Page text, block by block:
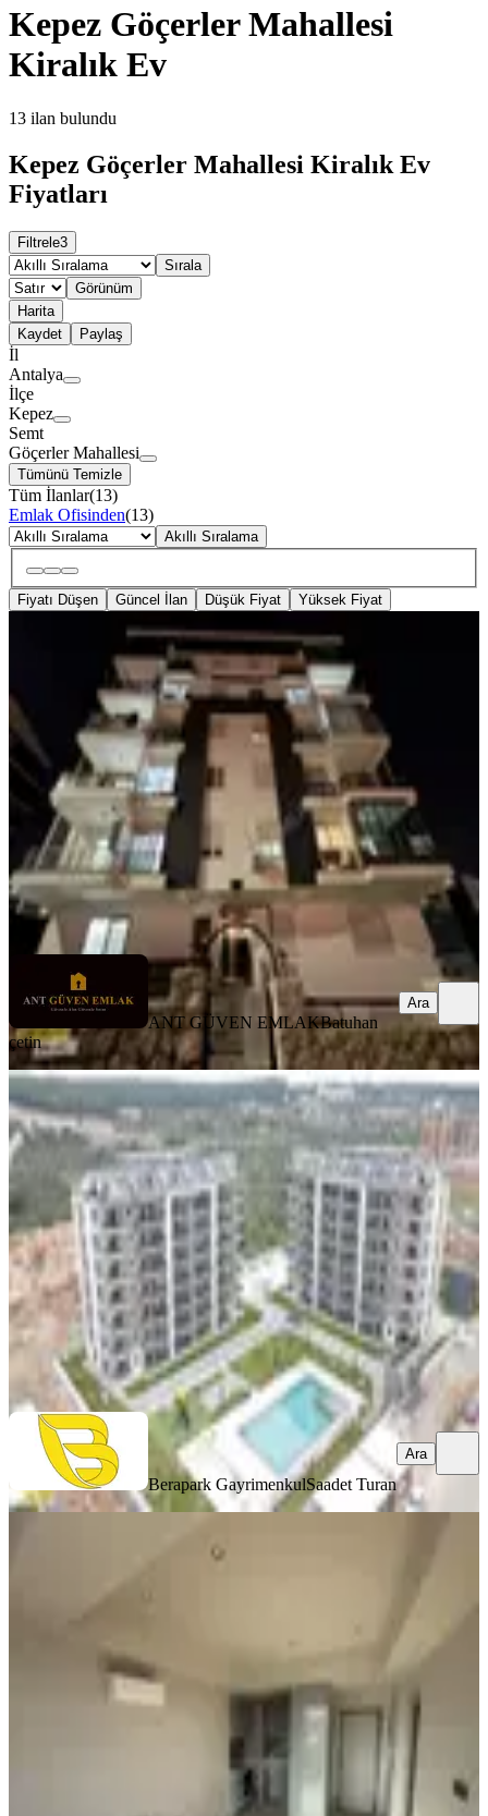
Kepez Göçerler Mahallesi
Kiralık Ev
13 ilan bulundu
Kepez Göçerler Mahallesi Kiralık Ev
Fiyatları
Filtrele3
Sırala
Görünüm
Harita
Kaydet
Paylaş
İl
Antalya
İlçe
Kepez
Semt
Göçerler Mahallesi
Tümünü Temizle
Tüm İlanlar(13)
Emlak Ofisinden(13)
Akıllı Sıralama
Fiyatı Düşen Güncel İlan Düşük Fiyat Yüksek Fiyat
Şehir Hastanesine Cephe Göçerler' De
3+1 Kiralık Bahçe Dubleks
Kepez, Göçerler Mahallesi
3+1·145 m² Bahçe katı·07.08.2026
27.000 ₺
ANT GÜVEN EMLAKBatuhan çetin
Ara
ANT GÜVEN EMLAKBatuhan
çetin
Ara
YENİ
Hastane Yakını Site İçinde Kiralık 2+1
D.gaz Ve Klimalı Daire
Kepez, Göçerler Mahallesi
2+1
·95 m² · 1. Kat ·06.08.2026
35.000 ₺
Berapark Gayrimenkul Saadet Turan
Berapark GayrimenkulSaadet Turan
Ara
Terra Concep Şehir Hastanesi Yanı
Katta Deniz Manzaralı Lüx 2+1
05.08.2026
33.500 ₺